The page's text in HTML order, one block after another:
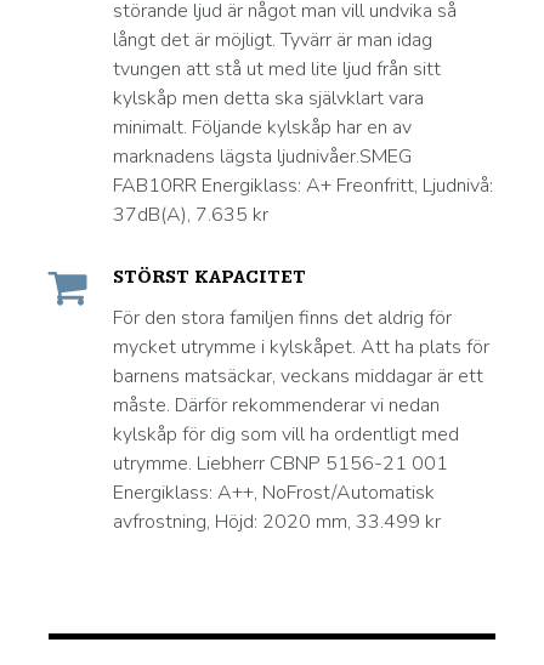
störande ljud är något man vill undvika så
långt det är möjligt. Tyvärr är man idag
tvungen att stå ut med lite ljud från sitt
kylskåp men detta ska självklart vara
minimalt. Följande kylskåp har en av
marknadens lägsta ljudnivåer.SMEG
FAB10RR Energiklass: A+ Freonfritt, Ljudnivå:
37dB(A), 7.635 kr
STÖRST KAPACITET
För den stora familjen finns det aldrig för
mycket utrymme i kylskåpet. Att ha plats för
barnens matsäckar, veckans middagar är ett
måste. Därför rekommenderar vi nedan
kylskåp för dig som vill ha ordentligt med
utrymme. Liebherr CBNP 5156-21 001
Energiklass: A++, NoFrost/Automatisk
avfrostning, Höjd: 2020 mm, 33.499 kr